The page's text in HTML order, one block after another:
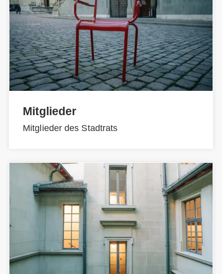
Mitglieder
Mitglieder des Stadtrats